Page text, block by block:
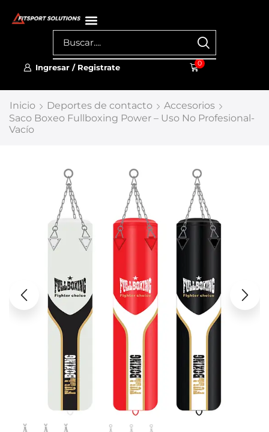
Ingresar / Registrate 0
Inicio Deportes de contacto
Accesorios
Saco Boxeo Fullboxing Power – Uso No Profesional-
Vacío